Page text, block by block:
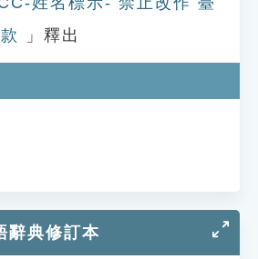
」釋出
辭典修訂本